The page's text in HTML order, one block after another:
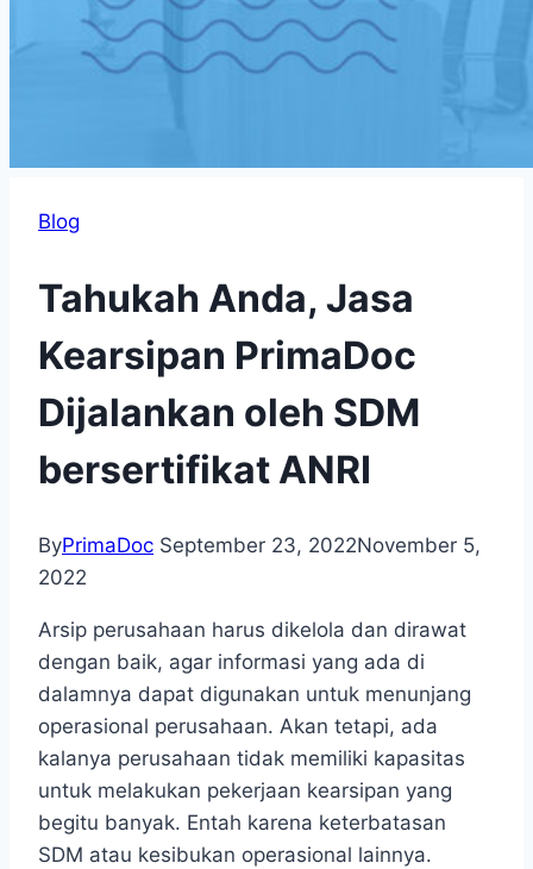
Blog
Tahukah Anda, Jasa
Kearsipan PrimaDoc
Dijalankan oleh SDM
bersertifikat ANRI
ByPrimaDoc September 23, 2022November 5,
2022
Arsip perusahaan harus dikelola dan dirawat
dengan baik, agar informasi yang ada di
dalamnya dapat digunakan untuk menunjang
operasional perusahaan. Akan tetapi, ada
kalanya perusahaan tidak memiliki kapasitas
untuk melakukan pekerjaan kearsipan yang
begitu banyak. Entah karena keterbatasan
SDM atau kesibukan operasional lainnya.